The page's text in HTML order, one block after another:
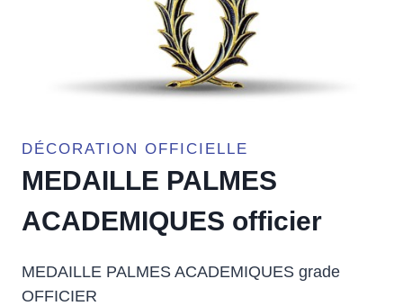
DÉCORATION OFFICIELLE
MEDAILLE PALMES
ACADEMIQUES officier
MEDAILLE PALMES ACADEMIQUES grade
OFFICIER